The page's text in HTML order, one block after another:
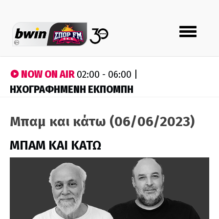
Toggle
navigation
NOW ON AIR02:00 - 06:00 |
ΗΧΟΓΡΑΦΗΜΕΝΗ ΕΚΠΟΜΠΗ
Μπαμ και κάτω (06/06/2023)
ΜΠΑΜ ΚΑΙ ΚΑΤΩ